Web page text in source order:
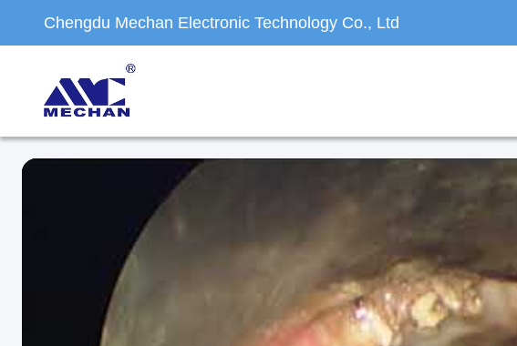
Chengdu Mechan Electronic Technology Co., Ltd